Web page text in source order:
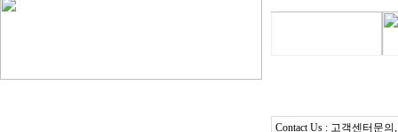
Contact Us : 고객센터문의